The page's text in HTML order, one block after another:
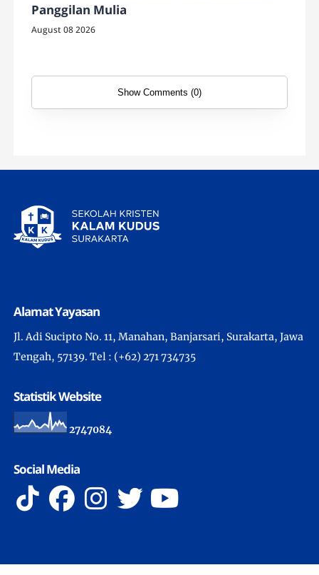
Panggilan Mulia
August 08 2026
Show Comments (0)
Alamat Yayasan
Jl. Adi Sucipto No. 11, Manahan, Banjarsari, Surakarta, Jawa
Tengah, 57139. Tel : (+62) 271 734735
Statistik Website
2747084
Social Media